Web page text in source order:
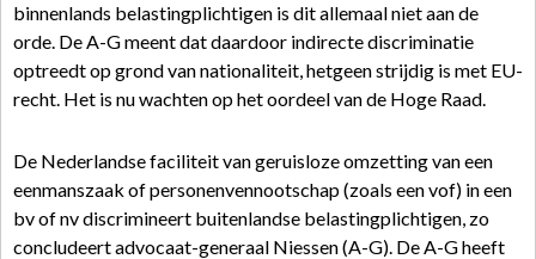
binnenlands belastingplichtigen is dit allemaal niet aan de
orde. De A-G meent dat daardoor indirecte discriminatie
optreedt op grond van nationaliteit, hetgeen strijdig is met EU-
recht. Het is nu wachten op het oordeel van de Hoge Raad.
De Nederlandse faciliteit van geruisloze omzetting van een
eenmanszaak of personenvennootschap (zoals een vof) in een
bv of nv discrimineert buitenlandse belastingplichtigen, zo
concludeert advocaat-generaal Niessen (A-G). De A-G heeft